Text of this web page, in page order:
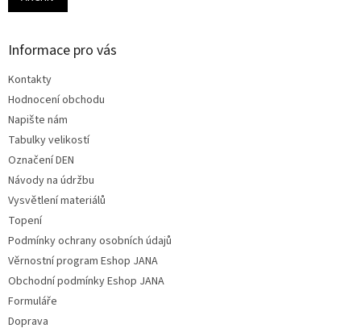
Informace pro vás
Kontakty
Hodnocení obchodu
Napište nám
Tabulky velikostí
Označení DEN
Návody na údržbu
Vysvětlení materiálů
Topení
Podmínky ochrany osobních údajů
Věrnostní program Eshop JANA
Obchodní podmínky Eshop JANA
Formuláře
Doprava